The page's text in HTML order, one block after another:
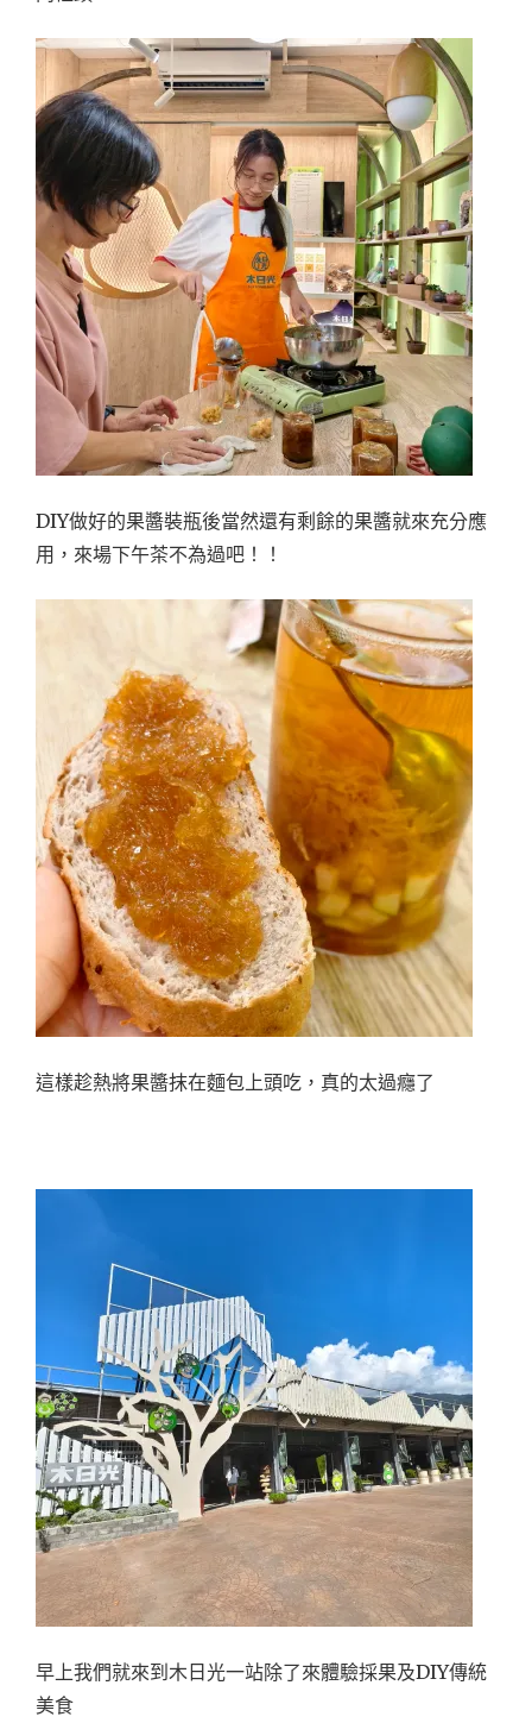
DIY做好的果醬裝瓶後當然還有剩餘的果醬就來充分應
用，來場下午茶不為過吧！！
這樣趁熱將果醬抹在麵包上頭吃，真的太過癮了
早上我們就來到木日光一站除了來體驗採果及DIY傳統
美食